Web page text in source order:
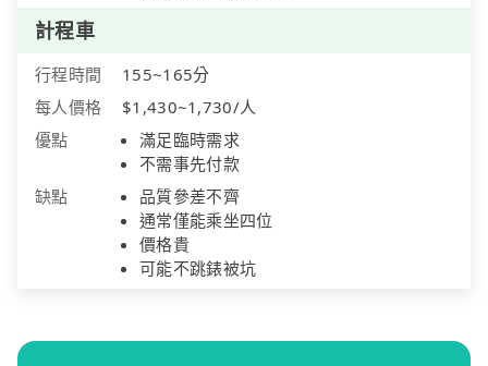
計程車
行程時間
155~165分
每人價格
$1,430~1,730/人
優點
滿足臨時需求
不需事先付款
缺點
品質參差不齊
通常僅能乘坐四位
價格貴
可能不跳錶被坑